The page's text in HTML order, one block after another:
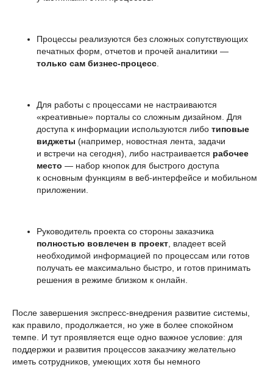
Процессы реализуются без сложных сопутствующих
печатных форм, отчетов и прочей аналитики —
только сам бизнес-процесс
Для работы с процессами не настраиваются
«креативные» порталы со сложным дизайном. Для
доступа к информации используются либо типовые
виджеты (например, новостная лента, задачи
и встречи на сегодня), либо настраивается рабочее
место — набор кнопок для быстрого доступа
к основным функциям в веб-интерфейсе и мобильном
приложении.
Руководитель проекта со стороны заказчика
полностью вовлечен в проект , владеет всей
необходимой информацией по процессам или готов
получать ее максимально быстро, и готов принимать
решения в режиме близком к онлайн.
После завершения экспресс-внедрения развитие системы,
как правило, продолжается, но уже в более спокойном
темпе. И тут проявляется еще одно важное условие: для
поддержки и развития процессов заказчику желательно
иметь сотрудников, умеющих хотя бы немного
Отправить
Нажимая на кнопку, я принимаю
соглашение об обработке персональных
данных
для enterprise-компаний